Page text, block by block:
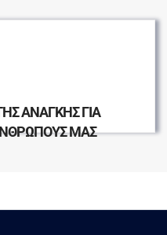
ΑΝΑΓΚΗΣ ΓΙΑ
ΜΑΣ